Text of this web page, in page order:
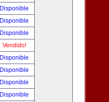
Disponible
Disponible
Disponible
Vendido!
Disponible
Disponible
Disponible
Disponible